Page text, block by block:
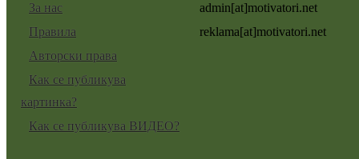
За нас
Правила
Авторски права
Как се публикува
картинка?
Как се публикува ВИДЕО?
admin[at]motivatori.net
reklama[at]motivatori.net